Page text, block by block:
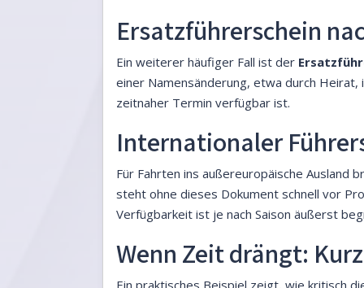
Ersatzführerschein
Ein weiterer häufiger Fall ist der
einer Namensänderung, etwa durch
zeitnaher Termin verfügbar ist.
Internationaler
Für Fahrten ins außereuropäische Ausland
steht ohne dieses Dokument schnell vor
Verfügbarkeit ist je nach Saison äußerst
Wenn Zeit drängt:
Ein praktisches Beispiel zeigt, wie kritisch